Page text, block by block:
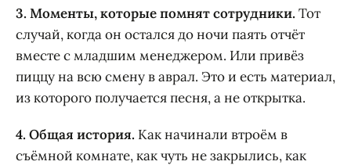
3. Моменты, которые помнят сотрудники. Тот
случай, когда он остался до ночи паять отчёт
вместе с младшим менеджером. Или привёз
пиццу на всю смену в аврал. Это и есть материал,
из которого получается песня, а не открытка.
4. Общая история. Как начинали втроём в
съёмной комнате, как чуть не закрылись, как